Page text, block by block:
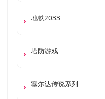
地铁2033
塔防游戏
塞尔达传说系列